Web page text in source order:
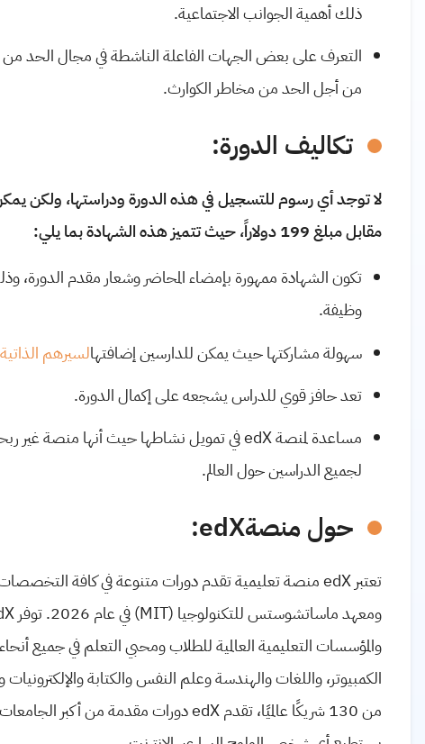
ذلك أهمية الجوانب الاجتماعية.
التعرف على بعض الجهات الفاعلة الناشطة في مجال الحد من
من أجل الحد من مخاطر الكوارث.
تكاليف الدورة:
لا توجد أي رسوم للتسجيل في هذه الدورة ودراستها، ولكن
مقابل مبلغ 199 دولاراً، حيث تتميز هذه الشهادة بما يلي:
تكون الشهادة ممهورة بإمضاء المحاضر وشعار مقدم الدورة،
وظيفة.
سهولة مشاركتها حيث يمكن للدارسين إضافتهالسيرهم الذاتية
تعد حافز قوي للدراس يشجعه على إكمال الدورة.
مساعدة لمنصةedXفي تمويل نشاطها حيث أنها منصة غير
لجميع الدراسين حول العالم.
حول منصةedX
:
تعتبر edXمنصة تعليمية تقدم دورات متنوعة في كافة التخصصات
ومعهد ماساتشوستس للتكنولوجيا (MIT) في عام 2026. توفر
والمؤسسات التعليمية العالمية للطلاب ومحبي التعلم في جميع
الكمبيوتر، واللغات والهندسة وعلم النفس والكتابة
من 130 شريكًا عالميًا، تقدم
edXدورات مقدمة من أكبر